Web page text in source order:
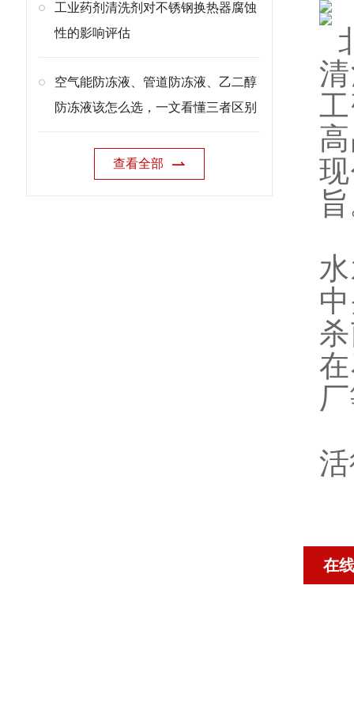
工业药剂清洗剂对不锈钢换热器腐蚀
性的影响评估
空气能防冻液、管道防冻液、乙二醇
防冻液该怎么选，一文看懂三者区别
查看全部
在